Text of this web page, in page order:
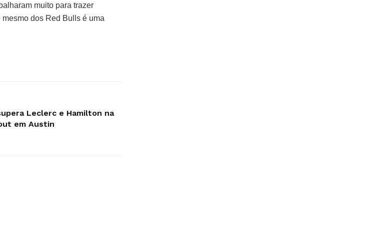
muito para trazer
dos Red Bulls é uma
Leclerc e Hamilton na
em Austin